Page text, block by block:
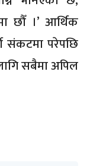
छौँ ।’ आर्थिक
संकटमा परेपछि
सबैमा अपिल